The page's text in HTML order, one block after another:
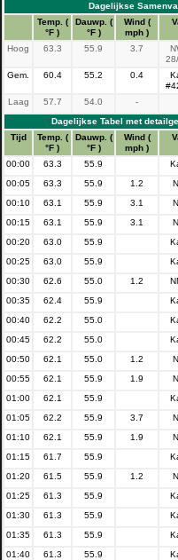
Dagelijkse
Temp. (
°F )
Dauwp. (
°F )
Wind (
mph )
Hoog
63.3 55.9 3.7
Gem. 60.4 55.2 0.4
Laag 57.7 54.0 -
Dagelijkse Tabel met
Tijd
Temp. (
°F )
Dauwp. (
°F )
Wind (
mph )
00:00
63.3 55.9
00:05
63.3 55.9 1.2
00:10
63.1 55.9 3.1
00:15
63.1 55.9 3.1
00:20
63.0 55.9
00:25
63.0 55.9
00:30
62.6 55.0 1.2
00:35
62.4 55.9
00:40
62.2 55.0
00:45
62.2 55.0
00:50
62.1 55.0 1.2
00:55
62.1 55.9 1.9
01:00
62.1 55.9
01:05
62.2 55.9 3.7
01:10
62.1 55.9 1.9
01:15
61.7 55.9
01:20
61.5 55.9 1.2
01:25
61.3 55.9
01:30
61.3 55.9
01:35
61.3 55.9
01:40
61.3 55.9